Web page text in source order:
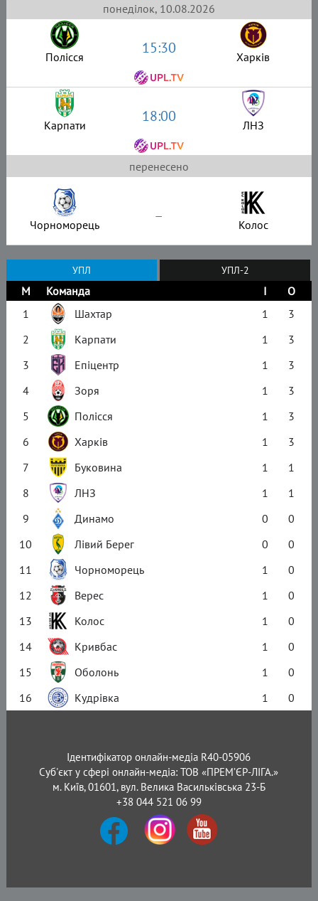
понеділок, 10.08.2026
Полісся 15:30 Харків
Карпати 18:00 ЛНЗ
перенесено
Чорноморець – Колос
УПЛ УПЛ-2
М Команда І
О
1
Шахтар 1
3
2
Карпати 1
3
3
Епіцентр 1
3
4
Зоря 1
3
5
Полісся 1
3
6
Харків 1
3
7
Буковина 1
1
8
ЛНЗ 1
1
9
Динамо 0
0
10
Лівий Берег 0
0
11
Чорноморець 1
0
12
Верес 1
0
13
Колос 1
0
14
Кривбас 1
0
15
Оболонь 1
0
16
Кудрівка 1 0
Ідентифікатор онлайн-медіа R40-05906
Суб'єкт у сфері онлайн-медіа: ТОВ «ПРЕМ’ЄР-ЛІГА.»
м. Київ, 01601, вул. Велика Васильківська 23-Б
+38 044 521 06 99